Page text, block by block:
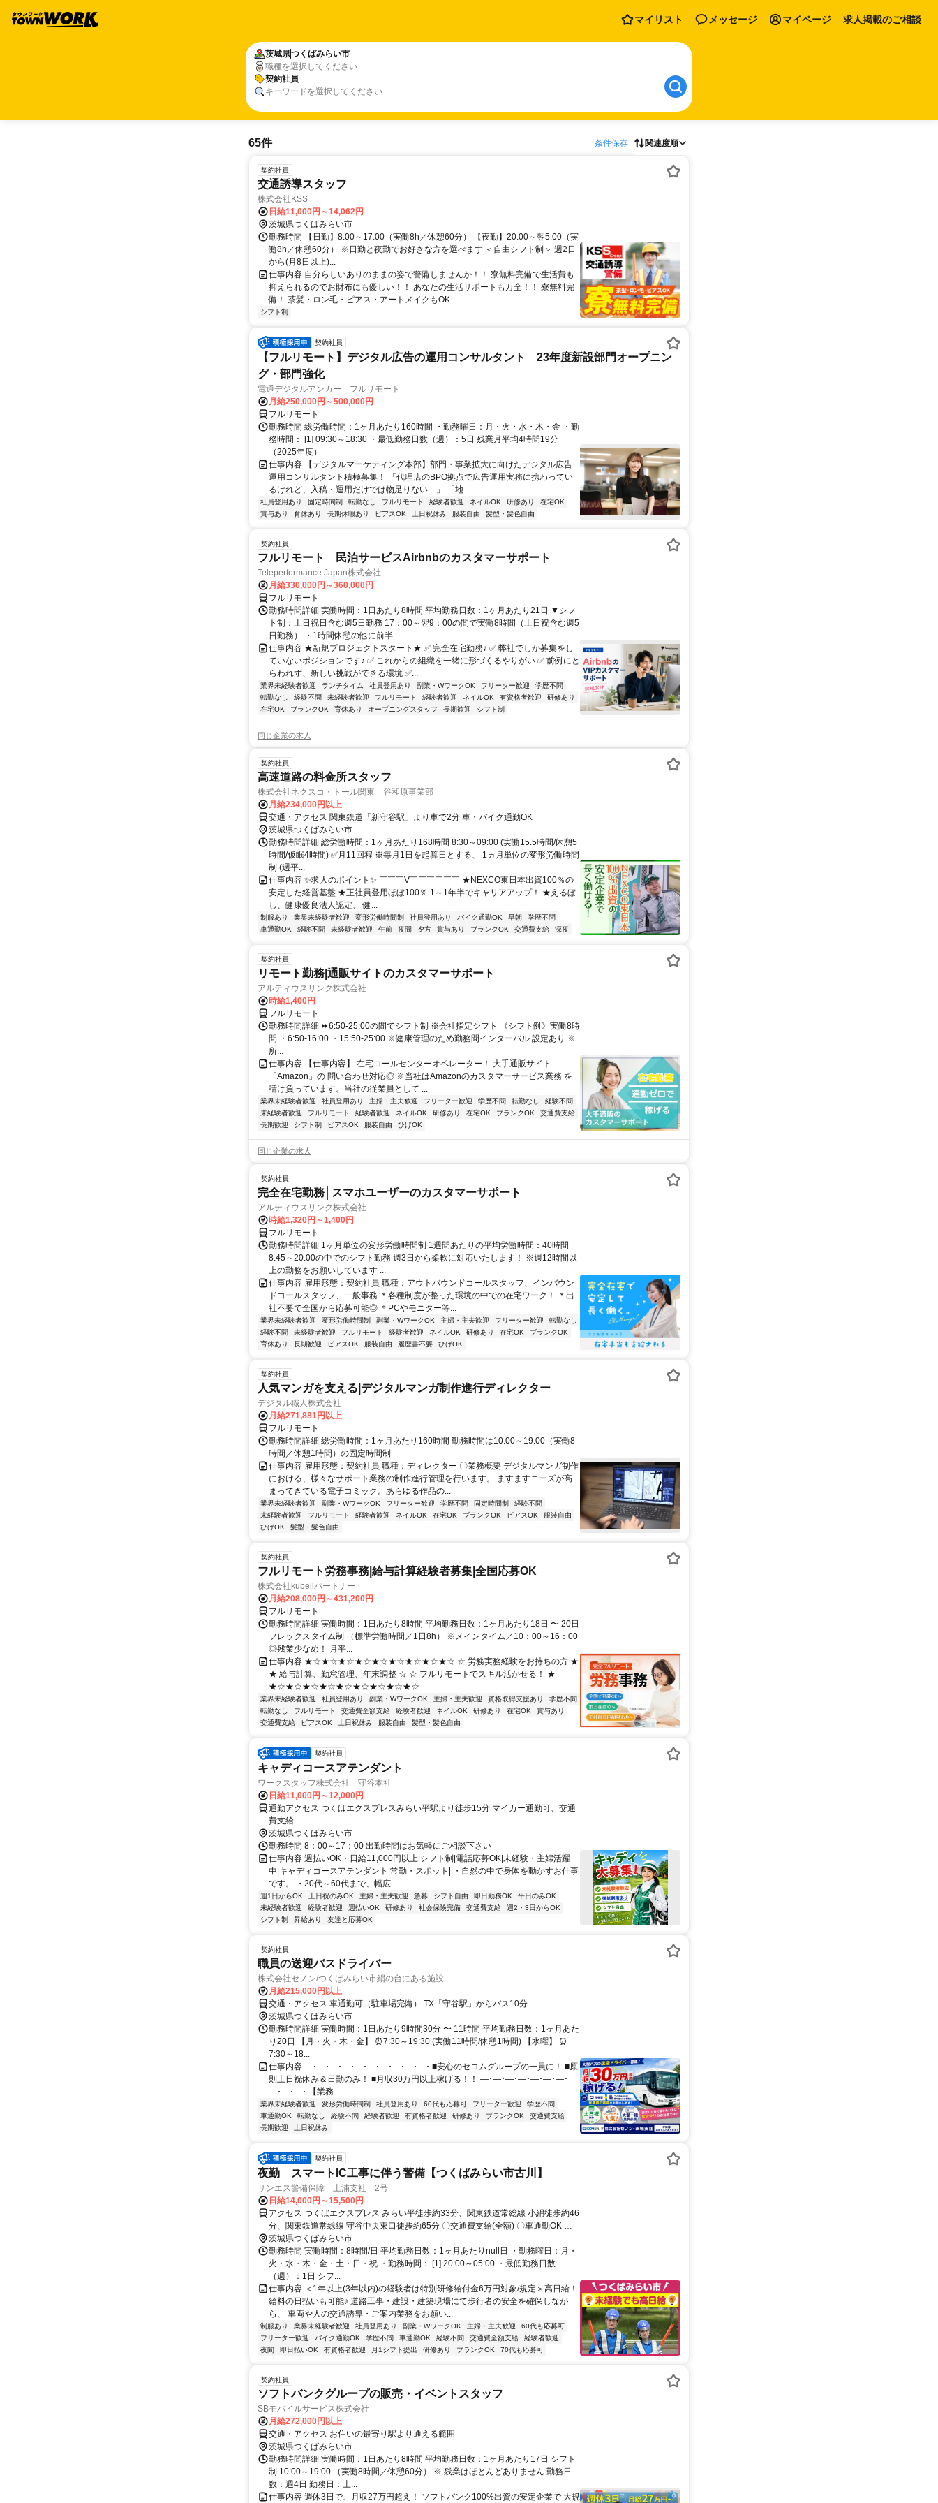
マイリスト メッセージ マイページ 求人掲載のご相談
茨城県つくばみらい市
職種を選択してください
契約社員
キーワードを選択してください
65件 条件保存 関連度順
契約社員
交通誘導スタッフ
株式会社KSS
日給11,000円～14,062円
茨城県つくばみらい市
勤務時間 【日勤】8:00～17:00（実働8h／休憩60分） 【夜勤】20:00～翌5:00（実
働8h／休憩60分） ※日勤と夜勤でお好きな方を選べます ＜自由シフト制＞ 週2日
から(月8日以上)...
仕事内容 自分らしいありのままの姿で警備しませんか！！ 寮無料完備で生活費も
抑えられるのでお財布にも優しい！！ あなたの生活サポートも万全！！ 寮無料完
備！ 茶髪・ロン毛・ピアス・アートメイクもOK...
シフト制
契約社員
【フルリモート】デジタル広告の運用コンサルタント 23年度新設部門オープニン
グ・部門強化
電通デジタルアンカー フルリモート
月給250,000円～500,000円
フルリモート
勤務時間 総労働時間：1ヶ月あたり160時間 ・勤務曜日：月・火・水・木・金 ・勤
務時間： [1] 09:30～18:30 ・最低勤務日数（週）：5日 残業月平均4時間19分
（2025年度）
仕事内容 【デジタルマーケティング本部】部門・事業拡大に向けたデジタル広告
運用コンサルタント積極募集！ 「代理店のBPO拠点で広告運用実務に携わってい
るけれど、入稿・運用だけでは物足りない…」 「地...
社員登用あり 固定時間制 転勤なし フルリモート 経験者歓迎 ネイルOK 研修あり
在宅OK
賞与あり
育休あり 長期休暇あり ピアスOK 土日祝休み 服装自由 髪型・髪色自由
契約社員
フルリモート 民泊サービスAirbnbのカスタマーサポート
Teleperformance Japan株式会社
月給330,000円～360,000円
フルリモート
勤務時間詳細 実働時間：1日あたり8時間 平均勤務日数：1ヶ月あたり21日 ▼シフ
ト制：土日祝日含む週5日勤務 17：00～翌9：00の間で実働8時間（土日祝含む週5
日勤務） ・1時間休憩の他に前半...
仕事内容 ★新規プロジェクトスタート★ ✅ 完全在宅勤務♪ ✅ 弊社でしか募集をし
ていないポジションです♪ ✅ これからの組織を一緒に形づくるやりがい ✅ 前例にと
らわれず、新しい挑戦ができる環境 ✅...
業界未経験者歓迎 ランチタイム 社員登用あり 副業・WワークOK フリーター歓迎
学歴不問
転勤なし
経験不問 未経験者歓迎 フルリモート 経験者歓迎 ネイルOK 有資格者歓迎
研修あり
在宅OK
ブランクOK 育休あり オープニングスタッフ 長期歓迎 シフト制
同じ企業の求人
契約社員
高速道路の料金所スタッフ
株式会社ネクスコ・トール関東 谷和原事業部
月給234,000円以上
交通・アクセス 関東鉄道「新守谷駅」より車で2分 車・バイク通勤OK
茨城県つくばみらい市
勤務時間詳細 総労働時間：1ヶ月あたり168時間 8:30～09:00 (実働15.5時間/休憩5
時間/仮眠4時間) ✅月11回程 ※毎月1日を起算日とする、 1ヵ月単位の変形労働時間
制 (週平...
仕事内容 ✨求人のポイント✨ ￣￣￣V￣￣￣￣￣￣ ★NEXCO東日本出資100％の
安定した経営基盤 ★正社員登用ほぼ100％ 1～1年半でキャリアアップ！ ★えるぼ
し、健康優良法人認定、 健...
制服あり 業界未経験者歓迎 変形労働時間制 社員登用あり バイク通勤OK 早朝
学歴不問
車通勤OK
経験不問 未経験者歓迎 午前 夜間 夕方 賞与あり ブランクOK 交通費支給 深夜
契約社員
リモート勤務|通販サイトのカスタマーサポート
アルティウスリンク株式会社
時給1,400円
フルリモート
勤務時間詳細 ⏩6:50-25:00の間でシフト制 ※会社指定シフト 《シフト例》実働8時
間 ・6:50-16:00 ・15:50-25:00 ※健康管理のため勤務間インターバル 設定あり ※
所...
仕事内容 【仕事内容】 在宅コールセンターオペレーター！ 大手通販サイト
「Amazon」の 問い合わせ対応◎ ※当社はAmazonのカスタマーサービス業務 を
請け負っています。当社の従業員として ...
業界未経験者歓迎 社員登用あり 主婦・主夫歓迎 フリーター歓迎 学歴不問 転勤なし
経験不問
未経験者歓迎
フルリモート 経験者歓迎 ネイルOK 研修あり 在宅OK ブランクOK
交通費支給
長期歓迎
シフト制 ピアスOK 服装自由 ひげOK
同じ企業の求人
契約社員
完全在宅勤務│スマホユーザーのカスタマーサポート
アルティウスリンク株式会社
時給1,320円～1,400円
フルリモート
勤務時間詳細 1ヶ月単位の変形労働時間制 1週間あたりの平均労働時間：40時間
8:45～20:00の中でのシフト勤務 週3日から柔軟に対応いたします！ ※週12時間以
上の勤務をお願いしています ...
仕事内容 雇用形態：契約社員 職種：アウトバウンドコールスタッフ、インバウン
ドコールスタッフ、一般事務 ＊各種制度が整った環境の中での在宅ワーク！ ＊出
社不要で全国から応募可能◎ ＊PCやモニター等...
業界未経験者歓迎 変形労働時間制 副業・WワークOK 主婦・主夫歓迎 フリーター歓迎
転勤なし
経験不問
未経験者歓迎 フルリモート 経験者歓迎 ネイルOK 研修あり 在宅OK
ブランクOK
育休あり
長期歓迎 ピアスOK 服装自由 履歴書不要 ひげOK
契約社員
人気マンガを支える|デジタルマンガ制作進行ディレクター
デジタル職人株式会社
月給271,881円以上
フルリモート
勤務時間詳細 総労働時間：1ヶ月あたり160時間 勤務時間は10:00～19:00（実働8
時間／休憩1時間）の固定時間制
仕事内容 雇用形態：契約社員 職種：ディレクター 〇業務概要 デジタルマンガ制作
における、様々なサポート業務の制作進行管理を行います。 ますますニーズが高
まってきている電子コミック。あらゆる作品の...
業界未経験者歓迎 副業・WワークOK フリーター歓迎 学歴不問 固定時間制
経験不問
未経験者歓迎
フルリモート 経験者歓迎 ネイルOK 在宅OK ブランクOK ピアスOK
服装自由
ひげOK
髪型・髪色自由
契約社員
フルリモート労務事務|給与計算経験者募集|全国応募OK
株式会社kubellパートナー
月給208,000円～431,200円
フルリモート
勤務時間詳細 実働時間：1日あたり8時間 平均勤務日数：1ヶ月あたり18日 〜 20日
フレックスタイム制 （標準労働時間／1日8h） ※メインタイム／10：00～16：00
◎残業少なめ！ 月平...
仕事内容 ★☆★☆★☆★☆★☆★☆★☆★☆★☆ ☆ 労務実務経験をお持ちの方 ★
★ 給与計算、勤怠管理、年末調整 ☆ ☆ フルリモートでスキル活かせる！ ★
★☆★☆★☆★☆★☆★☆★☆★☆★☆ ...
業界未経験者歓迎 社員登用あり 副業・WワークOK 主婦・主夫歓迎 資格取得支援あり
学歴不問
転勤なし
フルリモート 交通費全額支給 経験者歓迎 ネイルOK 研修あり 在宅OK
賞与あり
交通費支給
ピアスOK 土日祝休み 服装自由 髪型・髪色自由
契約社員
キャディコースアテンダント
ワークスタッフ株式会社 守谷本社
日給11,000円～12,000円
通勤アクセス つくばエクスプレスみらい平駅より徒歩15分 マイカー通勤可、交通
費支給
茨城県つくばみらい市
勤務時間 8：00～17：00 出勤時間はお気軽にご相談下さい
仕事内容 週払いOK・日給11,000円以上|シフト制|電話応募OK|未経験・主婦活躍
中|キャディコースアテンダント|常勤・スポット| ・自然の中で身体を動かすお仕事
です。 ・20代～60代まで、幅広...
週1日からOK 土日祝のみOK 主婦・主夫歓迎 急募 シフト自由 即日勤務OK
平日のみOK
未経験者歓迎
経験者歓迎 週払いOK 研修あり 社会保険完備 交通費支給
週2・3日からOK
シフト制
昇給あり 友達と応募OK
契約社員
職員の送迎バスドライバー
株式会社セノン/つくばみらい市絹の台にある施設
月給215,000円以上
交通・アクセス 車通勤可（駐車場完備） TX「守谷駅」からバス10分
茨城県つくばみらい市
勤務時間詳細 実働時間：1日あたり9時間30分 〜 11時間 平均勤務日数：1ヶ月あた
り20日 【月・火・木・金】 ⏰7:30～19:30 (実働11時間/休憩1時間) 【水曜】 ⏰
7:30～18...
仕事内容 ―･―･―･―･―･―･―･―･―･―･ ■安心のセコムグループの一員に！ ■原
則土日祝休み＆日勤のみ！ ■月収30万円以上稼げる！！ ―･―･―･―･―･―･―･
―･―･―･ 【業務...
業界未経験者歓迎 変形労働時間制 社員登用あり 60代も応募可 フリーター歓迎
学歴不問
車通勤OK
転勤なし 経験不問 経験者歓迎 有資格者歓迎 研修あり ブランクOK
交通費支給
長期歓迎
土日祝休み
契約社員
夜勤 スマートIC工事に伴う警備【つくばみらい市古川】
サンエス警備保障 土浦支社 2号
日給14,000円～15,500円
アクセス つくばエクスプレス みらい平徒歩約33分、関東鉄道常総線 小絹徒歩約46
分、関東鉄道常総線 守谷中央東口徒歩約65分 〇交通費支給(全額) 〇車通勤OK 〇
バイク通勤OK ＜直行直帰OK＞
茨城県つくばみらい市
勤務時間 実働時間：8時間/日 平均勤務日数：1ヶ月あたりnull日 ・勤務曜日：月・
火・水・木・金・土・日・祝 ・勤務時間： [1] 20:00～05:00 ・最低勤務日数
（週）：1日 シフ...
仕事内容 ＜1年以上(3年以内)の経験者は特別研修給付金6万円対象/規定＞高日給！
給料の日払いも可能♪ 道路工事・建設・建築現場にて歩行者の安全を確保しなが
ら、 車両や人の交通誘導・ご案内業務をお願い...
制服あり 業界未経験者歓迎 社員登用あり 副業・WワークOK 主婦・主夫歓迎
60代も応募可
フリーター歓迎
バイク通勤OK 学歴不問 車通勤OK 経験不問 交通費全額支給
経験者歓迎
夜間
即日払いOK 有資格者歓迎 月1シフト提出 研修あり ブランクOK 70代も応募可
契約社員
ソフトバンクグループの販売・イベントスタッフ
SBモバイルサービス株式会社
月給272,000円以上
交通・アクセス お住いの最寄り駅より通える範囲
茨城県つくばみらい市
勤務時間詳細 実働時間：1日あたり8時間 平均勤務日数：1ヶ月あたり17日 シフト
制 10:00～19:00 （実働8時間／休憩60分） ※ 残業はほとんどありません 勤務日
数：週4日 勤務日：土...
仕事内容 週休3日で、月収27万円超え！ ソフトバンク100%出資の安定企業で 大規